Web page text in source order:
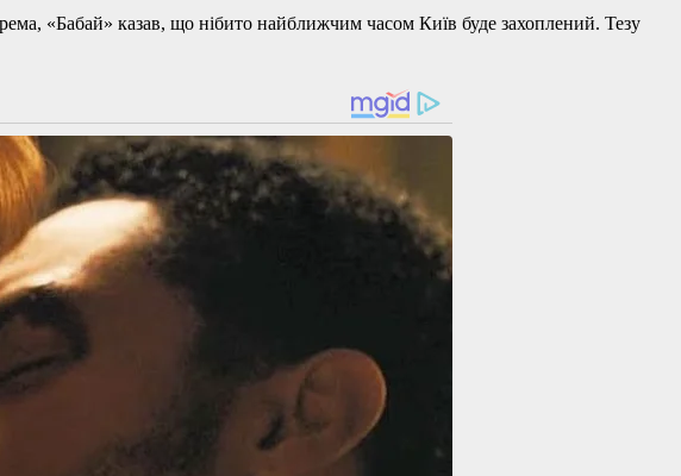
«Бабай» казав, що нібито найближчим часом Київ буде захоплений. Тезу